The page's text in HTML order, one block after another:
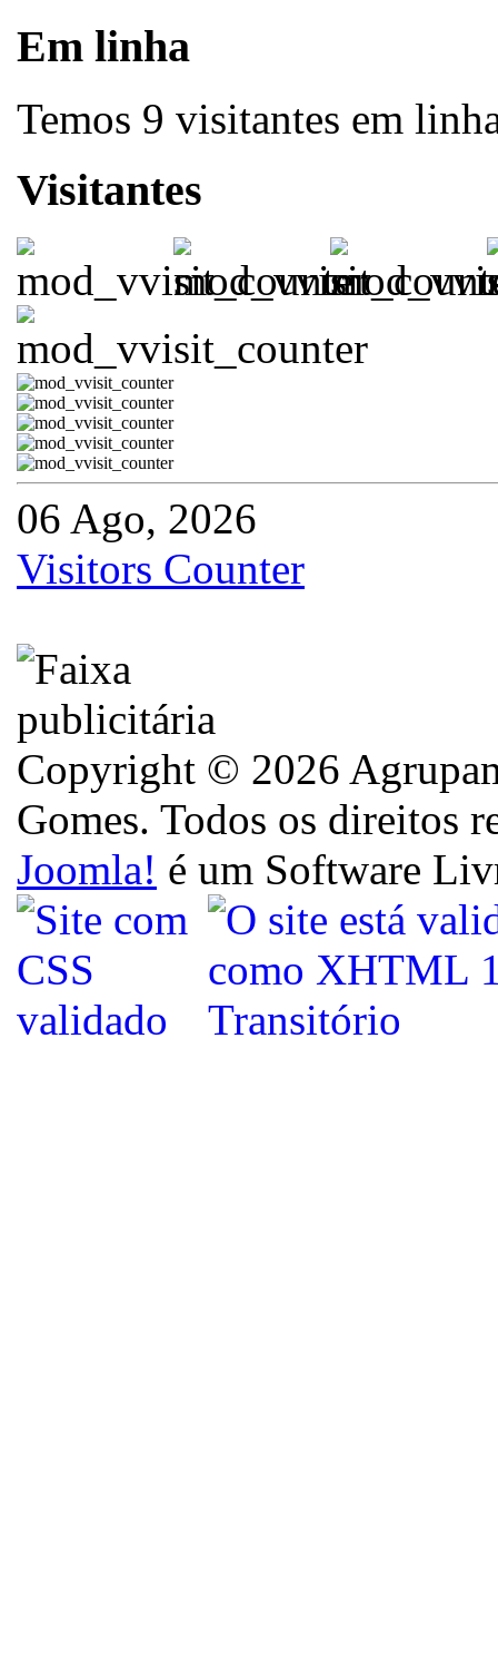
Em linha
Temos 9 visitantes em
Visitantes
06 Ago, 2026
Visitors Counter
Copyright © 2026
Gomes. Todos os direitos
Joomla! é um Software